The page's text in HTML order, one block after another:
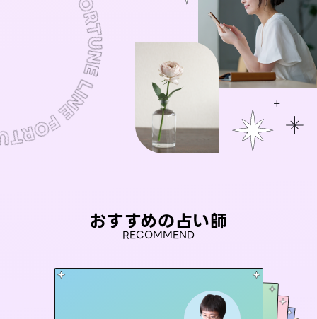
おすすめの占い師
RECOMMEND